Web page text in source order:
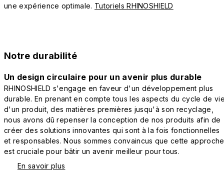
une expérience optimale. Tutoriels RHINOSHIELD
Notre durabilité
Un design circulaire pour un avenir plus durable
RHINOSHIELD s'engage en faveur d'un développement plus
durable. En prenant en compte tous les aspects du cycle de
d'un produit, des matières premières jusqu'à son recyclage,
nous avons dû repenser la conception de nos produits afin de
créer des solutions innovantes qui sont à la fois fonctionnelles
et responsables. Nous sommes convaincus que cette approche
est cruciale pour bâtir un avenir meilleur pour tous.
En savoir plus